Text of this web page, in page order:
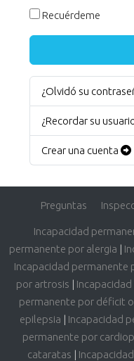
Recuérdeme
¿Olvidó su
¿Recordar su
Crear una cuenta
Preguntas
Incapacidad
permanente por alergia |
Incapacidad permanente
por artrosis |
permanente por déficit
epilepsia | Incapacidad
permanente por
cataratas |